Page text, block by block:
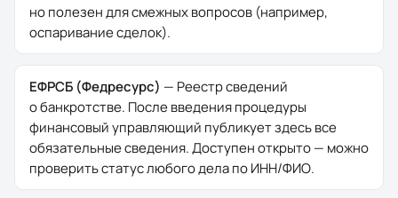
но полезен для смежных вопросов (например,
оспаривание сделок).
ЕФРСБ (Федресурс) — Реестр сведений
о банкротстве. После введения процедуры
финансовый управляющий публикует здесь все
обязательные сведения. Доступен открыто — можно
проверить статус любого дела по ИНН/ФИО.